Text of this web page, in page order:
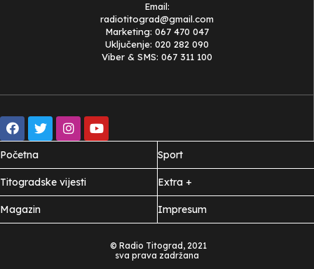
Email:
radiotitograd@gmail.com
Marketing: 067 470 047
Uključenje: 020 282 090
Viber & SMS: 067 311 100
Početna
Titogradske vijesti
Magazin
Sport
Extra +
Impresum
© Radio Titograd, 2021
sva prava zadržana